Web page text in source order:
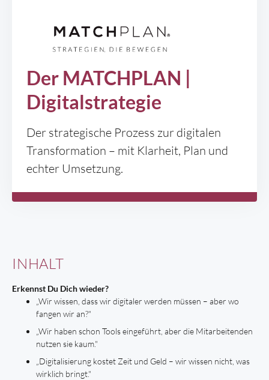
Der MATCHPLAN |
Digitalstrategie
Der strategische Prozess zur digitalen
Transformation – mit Klarheit, Plan und
echter Umsetzung.
INHALT
Erkennst Du Dich wieder?
„Wir wissen, dass wir digitaler werden müssen – aber wo
fangen wir an?"
„Wir haben schon Tools eingeführt, aber die Mitarbeitenden
nutzen sie kaum."
„Digitalisierung kostet Zeit und Geld – wir wissen nicht, was
wirklich bringt."